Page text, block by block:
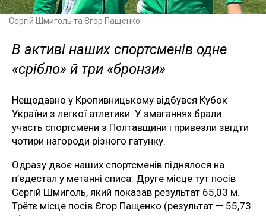
Сергій Шмиголь та Єгор Пащенко
В активі наших спортсменів одне
«срібло» й три «бронзи»
Нещодавно у Кропивницькому відбувся Кубок
України з легкої атлетики. У змаганнях брали
участь спортсмени з Полтавщини і привезли звідти
чотири нагороди різного гатунку.
Одразу двоє наших спортсменів піднялося на
п’єдестал у метанні списа. Друге місце тут посів
Сергій Шмиголь, який показав результат 65,03 м.
Трётє місце посів Єгор Пащенко (результат — 55,73